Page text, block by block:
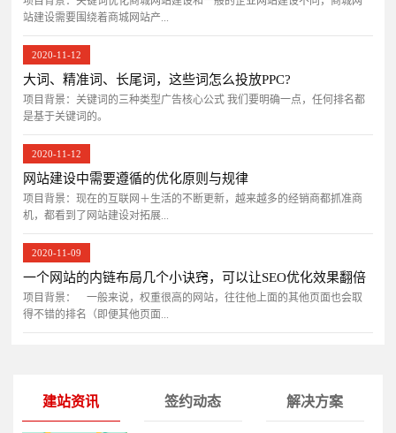
站建设需要围绕着商城网站产...
2020-11-12
大词、精准词、长尾词，这些词怎么投放PPC?
项目背景：关键词的三种类型广告核心公式 我们要明确一点，任何排名都
是基于关键词的。
2020-11-12
网站建设中需要遵循的优化原则与规律
项目背景：现在的互联网＋生活的不断更新，越来越多的经销商都抓准商
机，都看到了网站建设对拓展...
2020-11-09
一个网站的内链布局几个小诀窍，可以让SEO优化效果翻倍
项目背景： 一般来说，权重很高的网站，往往他上面的其他页面也会取
得不错的排名（即便其他页面...
建站资讯 签约动态 解决方案